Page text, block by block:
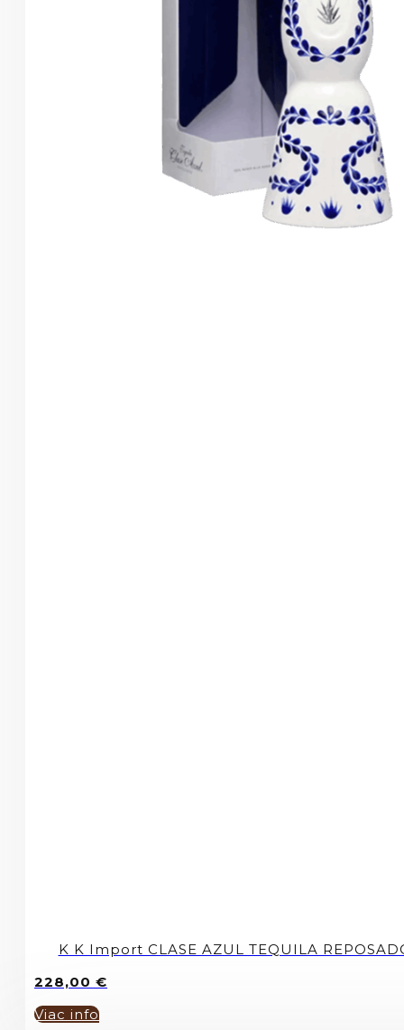
K K Import CLASE AZUL TEQUILA
228,00 €
Viac info